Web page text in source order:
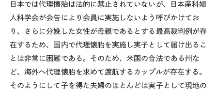
日本では代理懐胎は法的に禁止されていないが、日本産科婦
人科学会が会告により会員に実施しないよう呼びかけてお
り、さらに分娩した女性が母親であるとする最高裁判例が存
在するため、国内で代理懐胎を実施し実子として届け出るこ
とは非常に困難である。そのため、米国の合法である州な
ど、海外へ代理懐胎を求めて渡航するカップルが存在する。
そのようにして子を得た夫婦のほとんどは実子として現地の